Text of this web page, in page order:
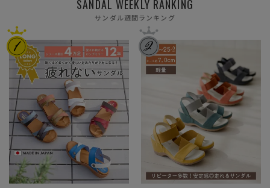
SANDAL WEEKLY RANKING
サンダル週間ランキング